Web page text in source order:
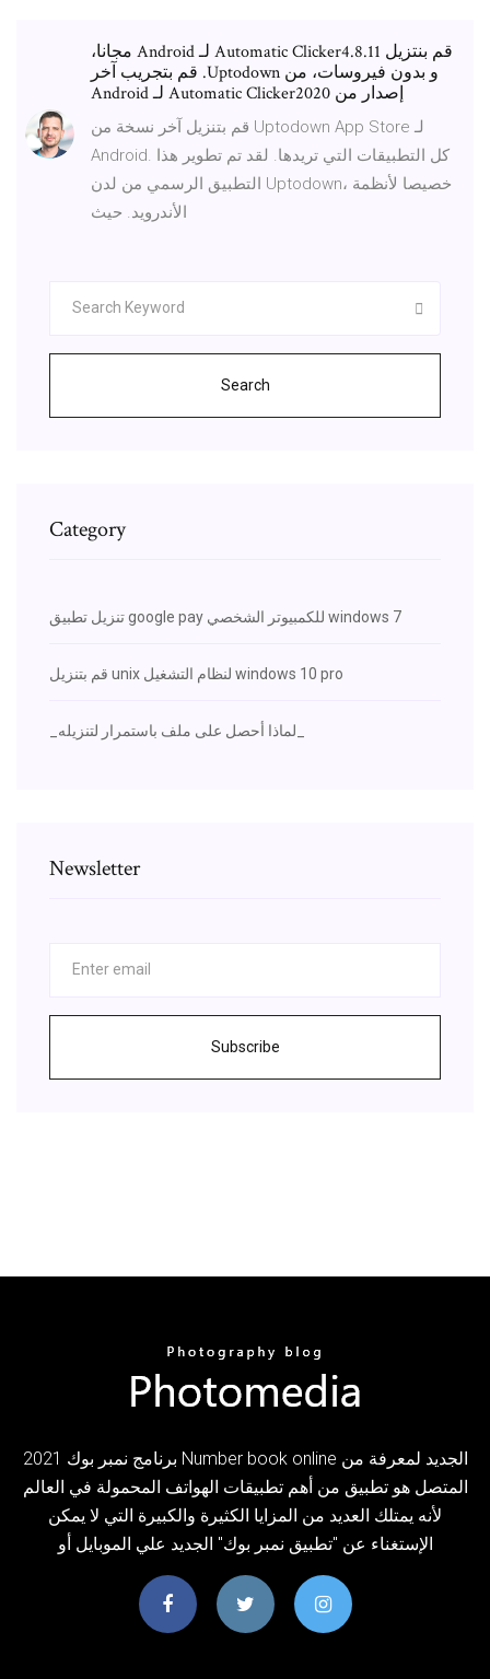
‫قم بنتزيل Automatic Clicker4.8.11 لـ Android مجانا،
و بدون فيروسات، من Uptodown. قم بتجريب آخر
إصدار من Automatic Clicker2020 لـ Android
قم بتنزيل آخر نسخة من Uptodown App Store لـ
Android. كل التطبيقات التي تريدها. لقد تم تطوير هذا
التطبيق الرسمي من لدن Uptodown، خصيصا لأنظمة
الأندرويد. حيث
Search
Category
تنزيل تطبيق google pay للكمبيوتر الشخصي windows 7
قم بتنزيل unix لنظام التشغيل windows 10 pro
Newsletter
Subscribe
برنامج نمبر بوك 2021 Number book online الجديد لمعرفة من
المتصل هو تطبيق من أهم تطبيقات الهواتف المحمولة في العالم
لأنه يمتلك العديد من المزايا الكثيرة والكبيرة التي لا يمكن
الإستغناء عن "تطبيق نمبر بوك" الجديد علي الموبايل أو